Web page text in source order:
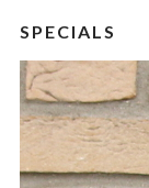
SPECIALS